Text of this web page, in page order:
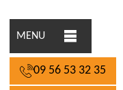
MENU
09 56 53 32 35